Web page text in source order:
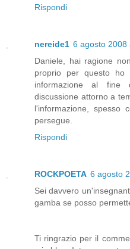
Rispondi
nereide1 6 agosto 2008
Daniele, hai ragione
proprio per questo
informazione al fine
discussione attorno a
l'informazione, spesso
persegue.
Rispondi
ROCKPOETA 6 agosto
Sei davvero
gamba se posso
Ti ringrazio per il